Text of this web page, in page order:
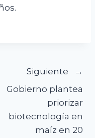
Siguiente
Gobierno plantea
priorizar
biotecnología en
maíz en 20